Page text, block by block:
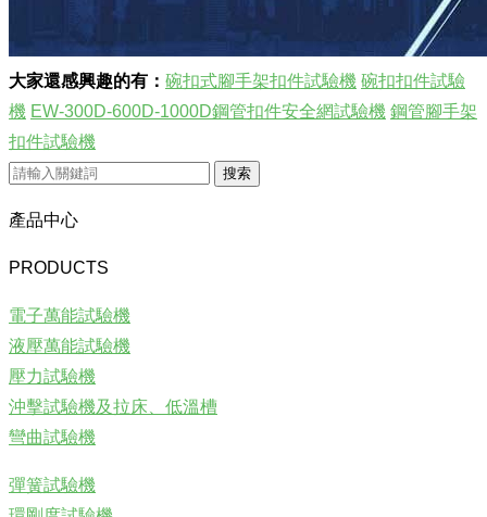
大家還感興趣的有： 碗扣式腳手架扣件試驗機 碗扣扣件試驗
機 EW-300D-600D-1000D鋼管扣件安全網試驗機 鋼管腳手架
扣件試驗機
產品中心
PRODUCTS
電子萬能試驗機
液壓萬能試驗機
壓力試驗機
沖擊試驗機及拉床、低溫槽
彎曲試驗機
彈簧試驗機